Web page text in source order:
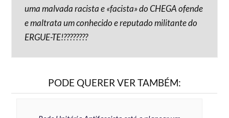
uma malvada racista e «facista» do CHEGA ofende
e maltrata um conhecido e reputado militante do
ERGUE-TE!????????
PODE QUERER VER TAMBÉM: